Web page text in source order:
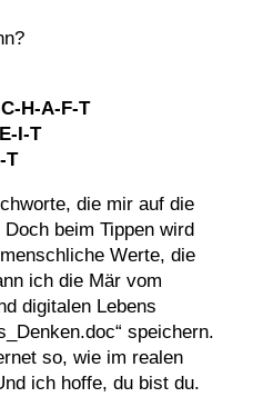
H-A-F-T
I-T
T
die mir auf die
beim Tippen wird
Werte, die
ich die Mär vom
digitalen Lebens
speichern.
so, wie im realen
ich hoffe, du bist du.